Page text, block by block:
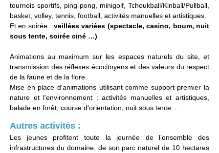
tournois sportifs, ping-pong, minigolf, Tchoukball/Kinball/Pullball,
basket, volley, tennis, football, activités manuelles et artistiques.
Et en soirée : veillées variées (spectacle, casino, boum, nuit
sous tente, soirée ciné …)
Animations au maximum sur les espaces naturels du site, et
transmission des réflexes écocitoyens et des valeurs du respect
de la faune et de la flore.
Mise en place d'animations utilisant comme support premier la
nature et l'environnement : activités manuelles et artistiques,
balade en forêt, course d'orientation, nuit sous tente...
Autres activités :
Les jeunes profitent toute la journée de l’ensemble des
infrastructures du domaine, de son parc naturel de 10 hectares